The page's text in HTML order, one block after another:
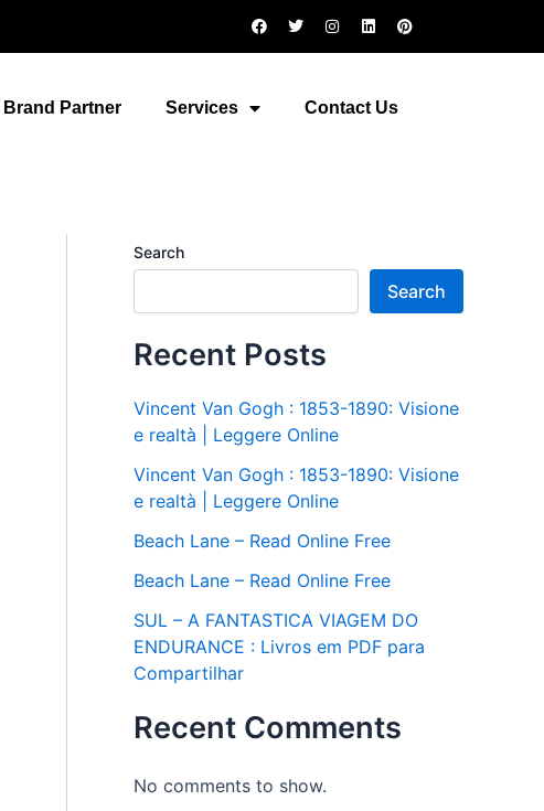
F
a
o
T
w
I
n
r
L
i
i
P
i
Brand Partner Services Contact Us
Search
Search
Recent Posts
Vincent Van Gogh : 1853-1890: Visione
e realtà | Leggere Online
Vincent Van Gogh : 1853-1890: Visione
e realtà | Leggere Online
Beach Lane – Read Online Free
Beach Lane – Read Online Free
SUL – A FANTASTICA VIAGEM DO
ENDURANCE : Livros em PDF para
Compartilhar
Recent Comments
No comments to show.